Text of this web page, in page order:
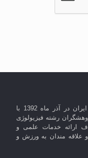
وب سایت فیزیولوژی ورزشی و تندرستی ایران در آذر ماه 1392 با
رشته فیزیولوژی
ارائه خدمات علمی و
علاقه مندان به ورزش و